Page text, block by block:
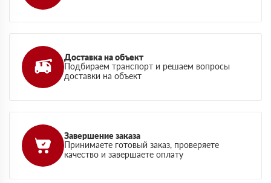
Доставка на объект
Подбираем транспорт и решаем вопросы
доставки на объект
Завершение заказа
Принимаете готовый заказ, проверяете
качество и завершаете оплату